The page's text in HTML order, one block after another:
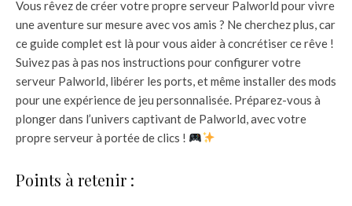
Vous rêvez de créer votre propre serveur Palworld pour vivre
une aventure sur mesure avec vos amis ? Ne cherchez plus, car
ce guide complet est là pour vous aider à concrétiser ce rêve !
Suivez pas à pas nos instructions pour configurer votre
serveur Palworld, libérer les ports, et même installer des mods
pour une expérience de jeu personnalisée. Préparez-vous à
plonger dans l’univers captivant de Palworld, avec votre
propre serveur à portée de clics !
Points à retenir :